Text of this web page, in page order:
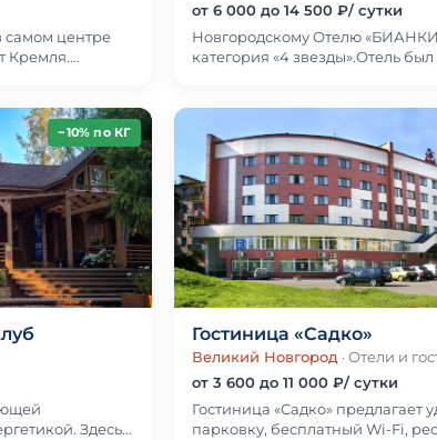
самом центре
Кремля.
от 6 000 до 14 500 ₽/ сутки
Новгородскому Отелю
категория «4 звезды».Отель был
−10% по КГ
Здесь
Гостиница «Садко»
Великий Новгород · Отели и
от 3 600 до 11 000 ₽/ сутки
Гостиница «Садко» предлагает
парковку, бесплатный Wi-Fi,